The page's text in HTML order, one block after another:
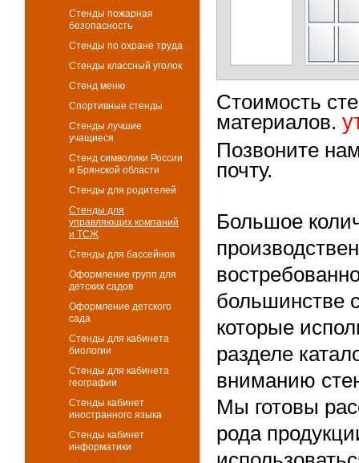
Стенды пожарная
безопасность
Стенды по охране труда
Стенды классный уголок
Стенд меню
Спортивные стенды
Стенды лучшие
учащиеся
Стенд символики России
и Брянской области
Стенды для родителей
Стенды для
управляющих компаний
и ТСЖ
Стенды для бассейнов
Оформление групп для
детских садов
Оформление детского
сада
Стенды для кабинета
биологии
Стенды для кабинета
географии
Стенды кабинет
иностранного языка
Стенды кабинет
информатики
Стоимость
материалов.
Позвоните
почту.
Большое
большинстве
которые
разделе
вниманию
Мы готовы
рода